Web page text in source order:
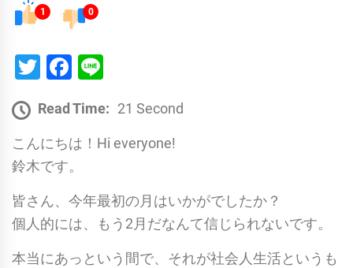
1 0
TwitterFacebook
Read Time: 21 Second
こんにちは！Hi everyone!
鈴木です。
皆さん、今年最初の月はいかがでしたか？
個人的には、もう2月だなんて信じられないです。
本当にあっという間で、それが社会人生活というも